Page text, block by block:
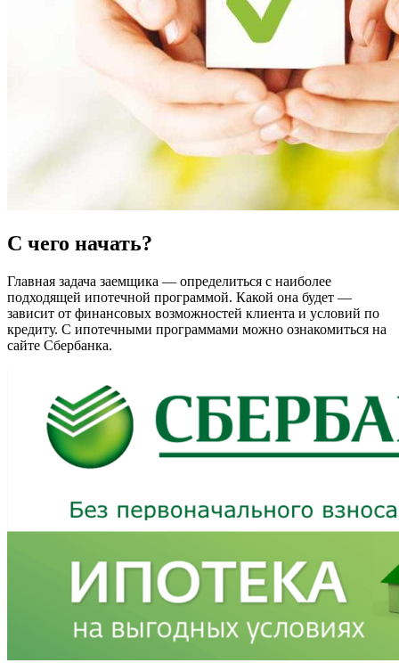
С чего начать?
Главная задача заемщика — определиться с наиболее
подходящей ипотечной программой. Какой она будет —
зависит от финансовых возможностей клиента и условий по
кредиту. С ипотечными программами можно ознакомиться на
сайте Сбербанка.